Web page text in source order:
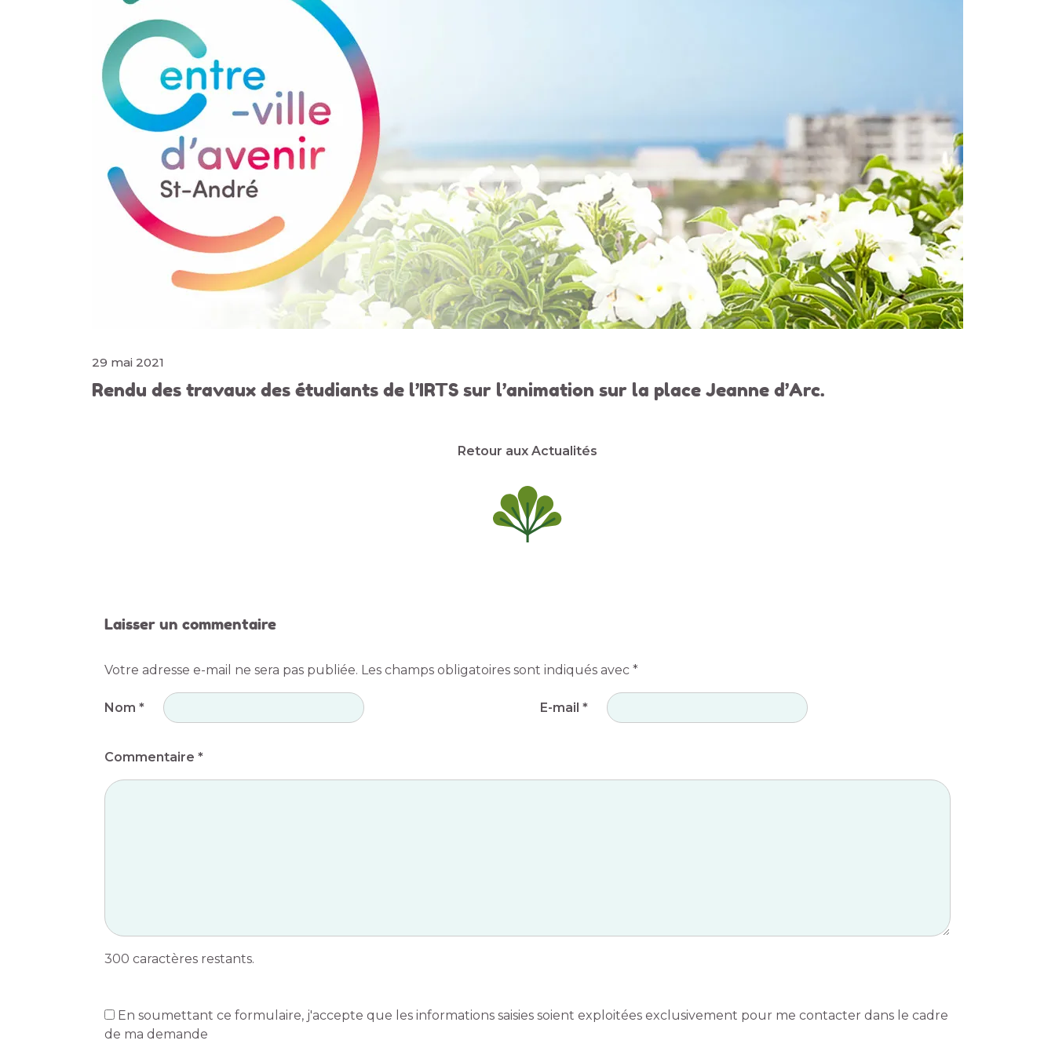
29 mai 2021
Rendu des travaux des étudiants de l’IRTS sur l’animation sur la place Jeanne d’Arc.
Retour aux Actualités
Laisser un commentaire
Votre adresse e-mail ne sera pas publiée. Les champs obligatoires sont indiqués avec *
Nom * E-mail *
Commentaire *
300 caractères restants.
En soumettant ce formulaire, j'accepte que les informations saisies soient exploitées exclusivement pour me contacter dans le cadre
de ma demande